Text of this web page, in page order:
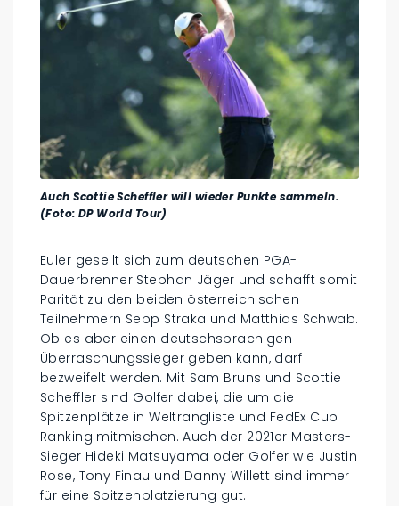
Auch Scottie Scheffler will wieder Punkte sammeln.
(Foto: DP World Tour)
Euler gesellt sich zum deutschen PGA-
Dauerbrenner Stephan Jäger und schafft somit
Parität zu den beiden österreichischen
Teilnehmern Sepp Straka und Matthias Schwab.
Ob es aber einen deutschsprachigen
Überraschungssieger geben kann, darf
bezweifelt werden. Mit Sam Bruns und Scottie
Scheffler sind Golfer dabei, die um die
Spitzenplätze in Weltrangliste und FedEx Cup
Ranking mitmischen. Auch der 2021er Masters-
Sieger Hideki Matsuyama oder Golfer wie Justin
Rose, Tony Finau und Danny Willett sind immer
für eine Spitzenplatzierung gut.